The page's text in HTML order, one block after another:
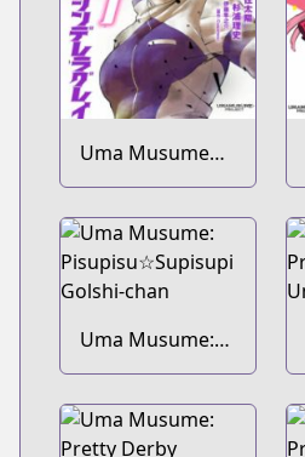
Uma Musume
Cinderella Gray
Uma Musume:
Pisupisu☆Supisupi
Golshi-chan